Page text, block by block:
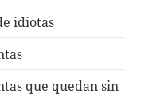
idiotas
que quedan sin